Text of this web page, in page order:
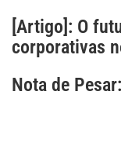
[Artigo]: O
corporativas
Nota de